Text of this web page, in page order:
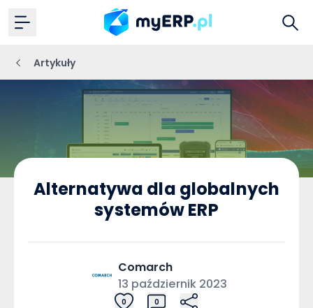
Artykuły
Alternatywa dla globalnych
systemów ERP
Comarch
13 październik 2023
0 0